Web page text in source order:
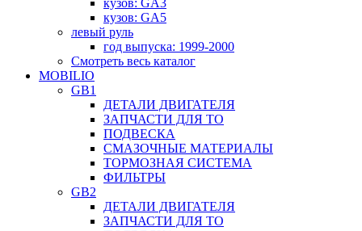
кузов: GA3
кузов: GA5
левый руль
год выпуска: 1999-2000
Смотреть весь каталог
MOBILIO
GB1
ДЕТАЛИ ДВИГАТЕЛЯ
ЗАПЧАСТИ ДЛЯ ТО
ПОДВЕСКА
СМАЗОЧНЫЕ МАТЕРИАЛЫ
ТОРМОЗНАЯ СИСТЕМА
ФИЛЬТРЫ
GB2
ДЕТАЛИ ДВИГАТЕЛЯ
ЗАПЧАСТИ ДЛЯ ТО